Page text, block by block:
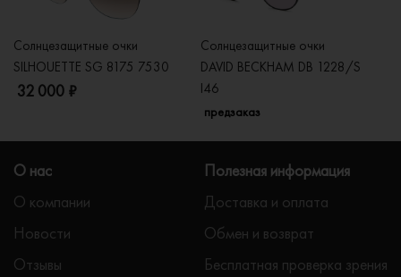
Солнцезащитные очки
SILHOUETTE SG 8175 7530
32 000 ₽
Солнцезащитные очки
DAVID BECKHAM DB 1228/S
I46
предзаказ
О нас
О компании
Новости
Отзывы
Полезная информация
Доставка и оплата
Обмен и возврат
Бесплатная проверка зрения